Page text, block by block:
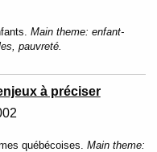
Main theme: enfant-
pauvreté.
à préciser
québécoises. Main theme: